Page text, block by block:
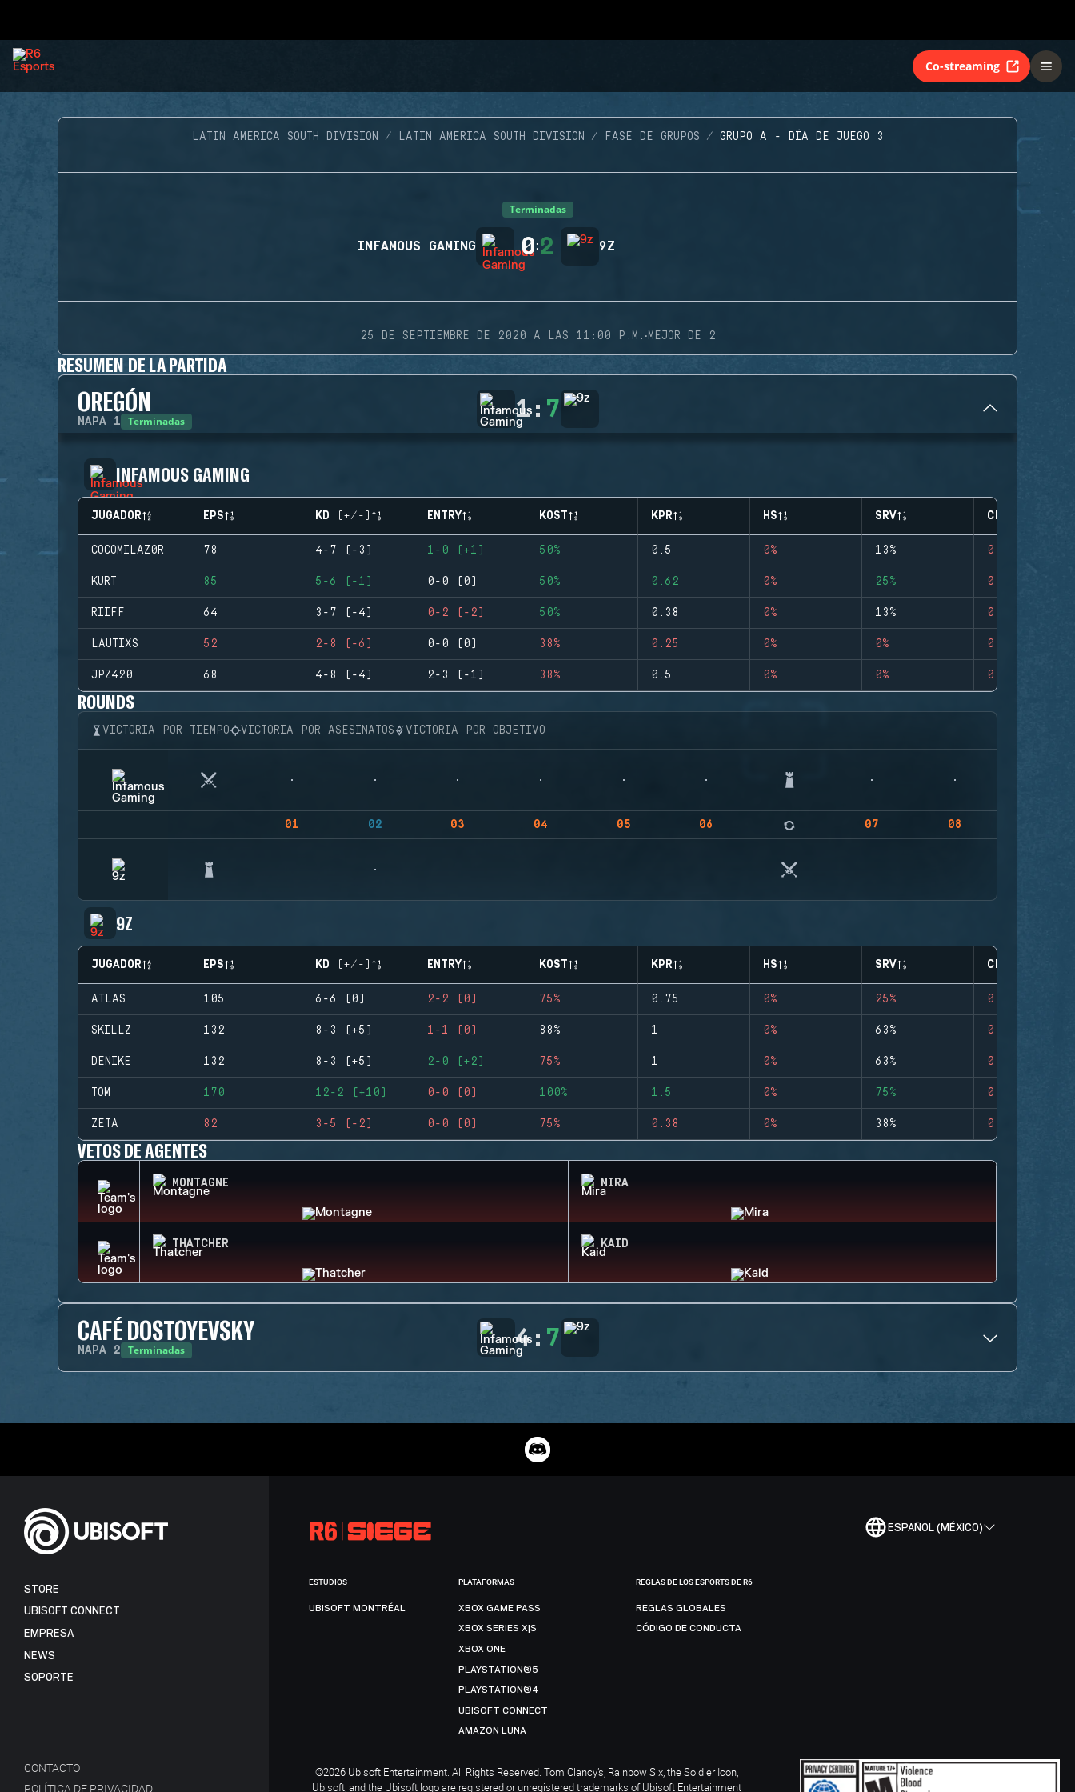
Co-streaming
LATIN AMERICA SOUTH DIVISION LATIN AMERICA SOUTH DIVISION FASE DE GRUPOS GRUPO A - DÍA DE JUEGO 3
Terminadas
INFAMOUS GAMING 0:2 9Z
25 DE SEPTIEMBRE DE 2020 A LAS 11:00 P.M. ·MEJOR DE 2
RESUMEN DE LA PARTIDA
OREGÓN
MAPA 1 Terminadas 1: 7
INFAMOUS GAMING
JUGADOR EPS KD (+/-) ENTRY KOST KPR HS SRV CLUTCHES
COCOMILAZ0R 78 4-7 (-3) 1-0 (+1) 50% 0.5 0% 13% 0
KURT 85 5-6 (-1) 0-0 (0) 50% 0.62 0% 25% 0
RIIFF 64 3-7 (-4) 0-2 (-2) 50% 0.38 0% 13% 0
LAUTIXS 52 2-8 (-6) 0-0 (0) 38% 0.25 0% 0% 0
JPZ420 68 4-8 (-4) 2-3 (-1) 38% 0.5 0% 0% 0
ROUNDS
VICTORIA POR TIEMPO VICTORIA POR ASESINATOS VICTORIA POR OBJETIVO
01 02 03 04 05 06 07 08
9Z
JUGADOR EPS KD (+/-) ENTRY KOST KPR HS SRV CLUTCHES
ATLAS 105 6-6 (0) 2-2 (0) 75% 0.75 0% 25% 0
SKILLZ 132 8-3 (+5) 1-1 (0) 88% 1 0% 63% 0
DENIKE 132 8-3 (+5) 2-0 (+2) 75% 1 0% 63% 0
TOM 170 12-2 (+10) 0-0 (0) 100% 1.5 0% 75% 0
ZETA 82 3-5 (-2) 0-0 (0) 75% 0.38 0% 38% 0
VETOS DE AGENTES
MONTAGNE MIRA
THATCHER KAID
CAFÉ DOSTOYEVSKY
MAPA 2 Terminadas 4: 7
ESPAÑOL (MÉXICO)
STORE
UBISOFT CONNECT
EMPRESA
NEWS
SOPORTE
CONTACTO
POLÍTICA DE PRIVACIDAD
ESTUDIOS
UBISOFT MONTRÉAL
PLATAFORMAS
XBOX GAME PASS
XBOX SERIES X|S
XBOX ONE
PLAYSTATION®5
PLAYSTATION®4
UBISOFT CONNECT
AMAZON LUNA
REGLAS DE LOS ESPORTS DE R6
REGLAS GLOBALES
CÓDIGO DE CONDUCTA
©2026 Ubisoft Entertainment. All Rights Reserved. Tom Clancy’s, Rainbow Six, the Soldier Icon,
Ubisoft, and the Ubisoft logo are registered or unregistered trademarks of Ubisoft Entertainment